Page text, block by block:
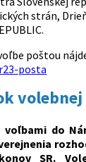
strán,
poštou
posta
volebnej
do
SR.